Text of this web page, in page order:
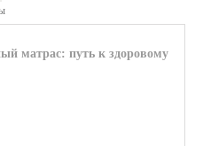
матрас: путь к здоровому